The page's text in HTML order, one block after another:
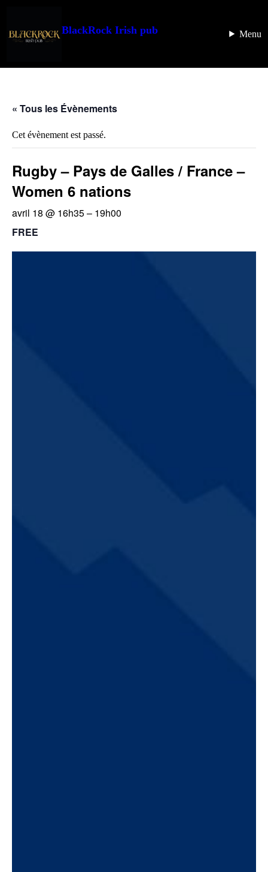
BlackRock Irish pub Menu
« Tous les Évènements
Cet évènement est passé.
Rugby – Pays de Galles / France –
Women 6 nations
avril 18 @ 16h35– 19h00
FREE